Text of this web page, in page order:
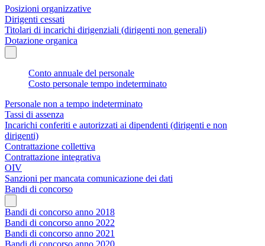
Posizioni organizzative
Dirigenti cessati
Titolari di incarichi dirigenziali (dirigenti non generali)
Dotazione organica
Conto annuale del personale
Costo personale tempo indeterminato
Personale non a tempo indeterminato
Tassi di assenza
Incarichi conferiti e autorizzati ai dipendenti (dirigenti e non
dirigenti)
Contrattazione collettiva
Contrattazione integrativa
OIV
Sanzioni per mancata comunicazione dei dati
Bandi di concorso
Bandi di concorso anno 2018
Bandi di concorso anno 2022
Bandi di concorso anno 2021
Bandi di concorso anno 2020